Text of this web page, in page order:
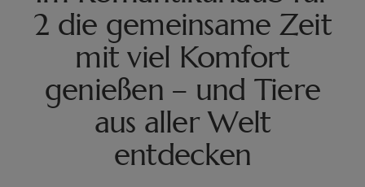
2 die gemeinsame Zeit
mit viel Komfort
genießen – und Tiere
aus aller Welt
entdecken